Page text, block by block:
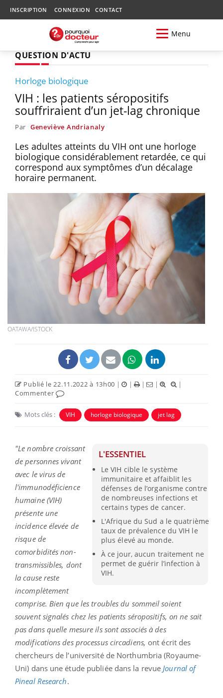
INSCRIPTION CONNEXION CONTACT
Menu
QUESTION D'ACTU
Horloge biologique
VIH : les patients séropositifs
souffriraient d’un jet-lag chronique
Par Geneviève Andrianaly
Les adultes atteints du VIH ont une horloge
biologique considérablement retardée, ce qui
correspond aux symptômes d’un décalage
horaire permanent.
OATAWA/ISTOCK
Publié le 22.11.2022 à 13h00 | | | |
|
Commenter
Mots clés : VIH horloge biologique jet lag
L'ESSENTIEL
Le VIH cible le système
immunitaire et affaiblit les
défenses de l’organisme contre
de nombreuses infections et
certains types de cancer.
L'Afrique du Sud a le quatrième
taux de prévalence du VIH le
plus élevé au monde.
À ce jour, aucun traitement ne
permet de guérir l’infection à
VIH.
"Le nombre croissant
de personnes vivant
avec le virus de
l'immunodéficience
humaine (VIH)
présente une
incidence élevée de
risque de
comorbidités non-
transmissibles, dont
la cause reste
incomplètement
comprise. Bien que les troubles du sommeil soient
souvent signalés chez les patients séropositifs, on ne sait
pas dans quelle mesure ils sont associés à des
modifications des processus circadiens, ont écrit des
chercheurs de l’université de Northumbria (Royaume-
Uni) dans une étude publiée dans la revue Journal of
Pineal Research.